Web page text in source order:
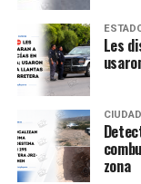
Les
zona